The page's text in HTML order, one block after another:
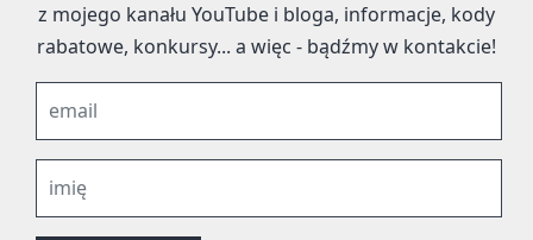
z mojego kanału YouTube i bloga, informacje, kody
rabatowe, konkursy... a więc - bądźmy w kontakcie!